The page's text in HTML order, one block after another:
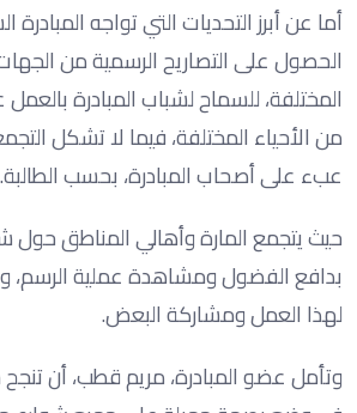
أما عن أبرز التحديات التي تواجه المبادرة
الحصول على التصاريح الرسمية من
المختلفة، للسماح لشباب المبادرة
من الأحياء المختلفة، فيما لا تشكل
عبء على أصحاب المبادرة، بحسب الطالبة.
حيث يتجمع المارة وأهالي المناطق حول
بدافع الفضول ومشاهدة عملية
لهذا العمل ومشاركة البعض.
وتأمل عضو المبادرة، مريم قطب، أن تنجح